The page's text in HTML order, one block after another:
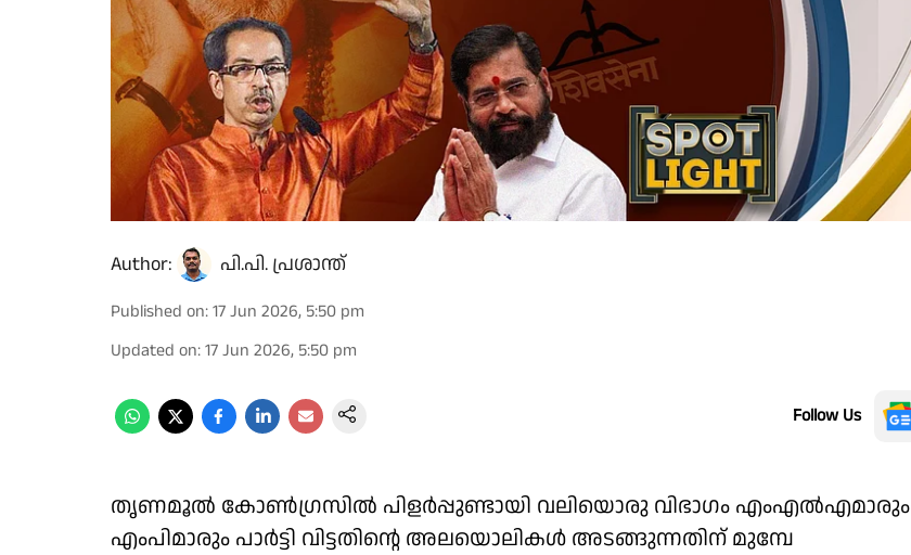
Author: പി.പി. പ്രശാന്ത്
Published on:17 Jun 2026, 5:50 pm
Updated on:17 Jun 2026, 5:50 pm
Follow Us
തൃണമൂല്‍ കോണ്‍ഗ്രസില്‍ പിളര്‍പ്പുണ്ടായി വലിയൊരു വിഭാഗം എംഎല്‍എമാരും
എംപിമാരും പാര്‍ട്ടി വിട്ടതിൻ്റെ അലയൊലികള്‍ അടങ്ങുന്നതിന് മുമ്പേ